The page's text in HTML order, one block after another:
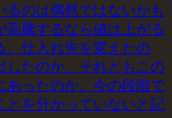
るのは偶然ではないかも
高騰するなら値は上がる
。仕入れ先を変えたの
したのか、それともこの
あったのか。今の段階で
とを分かっていないと記